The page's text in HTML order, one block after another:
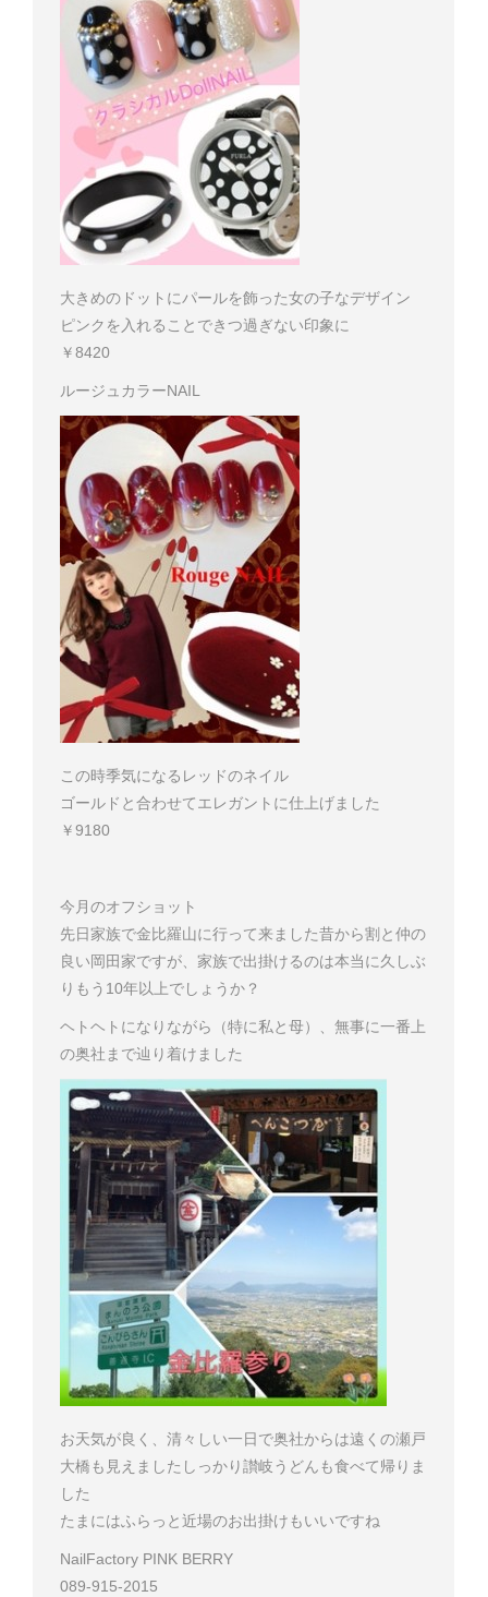
大きめのドットにパールを飾った女の子なデザイン
ピンクを入れることできつ過ぎない印象に
￥8420
ルージュカラーNAIL
この時季気になるレッドのネイル
ゴールドと合わせてエレガントに仕上げました
￥9180
今月のオフショット
先日家族で金比羅山に行って来ました昔から割と仲の
良い岡田家ですが、家族で出掛けるのは本当に久しぶ
り もう10年以上でしょうか？
ヘトヘトになりながら（特に私と母）、無事に一番上
の奥社まで辿り着けました
お天気が良く、清々しい一日で奥社からは遠くの瀬戸
大橋も見えました しっかり讃岐うどんも食べて帰りま
した
たまにはふらっと近場のお出掛けもいいですね
NailFactory PINK BERRY
089-915-2015